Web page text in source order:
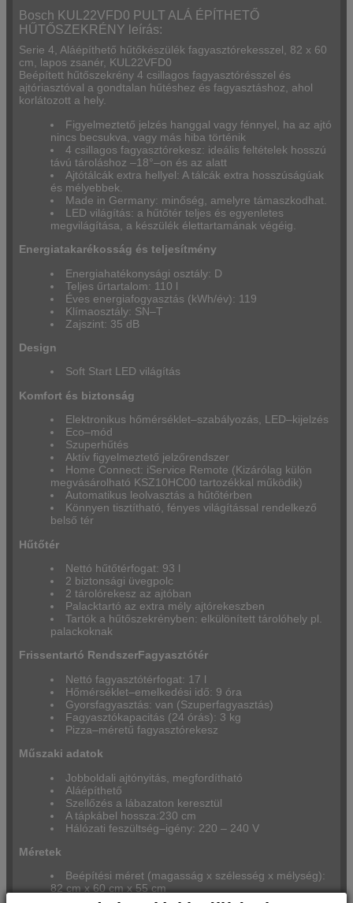
Bosch KUL22VFD0 PULT ALÁ ÉPÍTHETŐ
HŰTŐSZEKRÉNY leírás:
Serie 4, Aláépíthető hűtőkészülék fagyasztórekesszel, 82 x 60
cm, lapos zsanér, KUL22VFD0
Beépített hűtőszekrény 4 csillagos fagyasztórésszel és
ajtóriasztóval a gondtalan hűtéshez és fagyasztáshoz, ahol
korlátozott a hely.
Figyelmeztető jelzés hanggal vagy fénnyel, ha az ajtó
nincs becsukva, vagy más hiba történik
4 csillagos fagyasztórekesz: ideális feltételek hosszú
távú tároláshoz –18°–on és az alatt
Ajtótálcák extra hellyel: A tálcák extra hosszúságúak
és mélyebbek.
Made in Germany: minőség, amelyre támaszkodhat.
LED világítás: a hűtőtér teljes és egyenletes
megvilágítása, a készülék élettartamának végéig.
Energiatakarékosság és teljesítmény
Energiahatékonysági osztály: D
Teljes űrtartalom: 110 l
Éves energiafogyasztás (kWh/év): 119
Klímaosztály: SN–T
Zajszint: 35 dB
Design
Soft Start LED világítás
Komfort és biztonság
Elektronikus hőmérséklet–szabályozás, LED–kijelzés
Eco–mód
Szuperhűtés
Aktív figyelmeztető jelzőrendszer
Home Connect: iService Remote (Kizárólag külön
megvásárolható KSZ10HC00 tartozékkal működik)
Automatikus leolvasztás a hűtőtérben
Könnyen tisztítható, fényes világítással rendelkező
belső tér
Hűtőtér
Nettó hűtőtérfogat: 93 l
2 biztonsági üvegpolc
2 tárolórekesz az ajtóban
Palacktartó az extra mély ajtórekeszben
Tartók a hűtőszekrényben: elkülönített tárolóhely pl.
palackoknak
Frissentartó RendszerFagyasztótér
Nettó fagyasztótérfogat: 17 l
Hőmérséklet–emelkedési idő: 9 óra
Gyorsfagyasztás: van (Szuperfagyasztás)
Fagyasztókapacitás (24 órás): 3 kg
Pizza–méretű fagyasztórekesz
Műszaki adatok
Jobboldali ajtónyitás, megfordítható
Aláépíthető
Szellőzés a lábazaton keresztül
A tápkábel hossza:230 cm
Hálózati feszültség–igény: 220 – 240 V
Méretek
Beépítési méret (magasság x szélesség x mélység):
82 cm x 60 cm x 55 cm